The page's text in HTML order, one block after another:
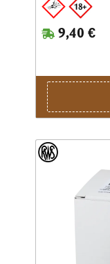
9,40 €